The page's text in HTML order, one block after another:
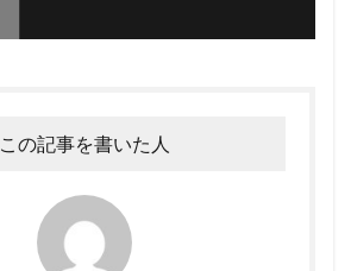
この記事を書いた人